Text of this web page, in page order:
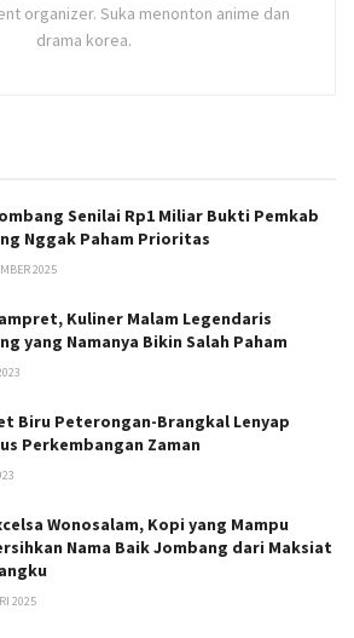
organizer. Suka menonton anime dan
drama korea.
Senilai Rp1 Miliar Bukti Pemkab
Nggak Paham Prioritas
2025
Kuliner Malam Legendaris
yang Namanya Bikin Salah Paham
Biru Peterongan-Brangkal Lenyap
Perkembangan Zaman
Wonosalam, Kopi yang Mampu
Nama Baik Jombang dari Maksiat
2025